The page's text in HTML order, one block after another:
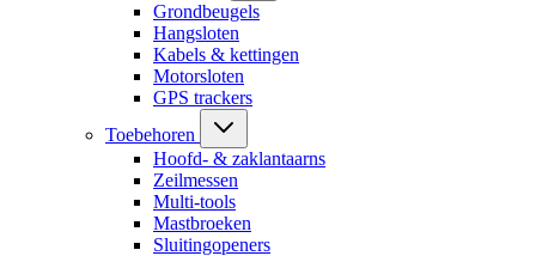
Grondbeugels
Hangsloten
Kabels & kettingen
Motorsloten
GPS trackers
Toebehoren
Hoofd- & zaklantaarns
Zeilmessen
Multi-tools
Mastbroeken
Sluitingopeners